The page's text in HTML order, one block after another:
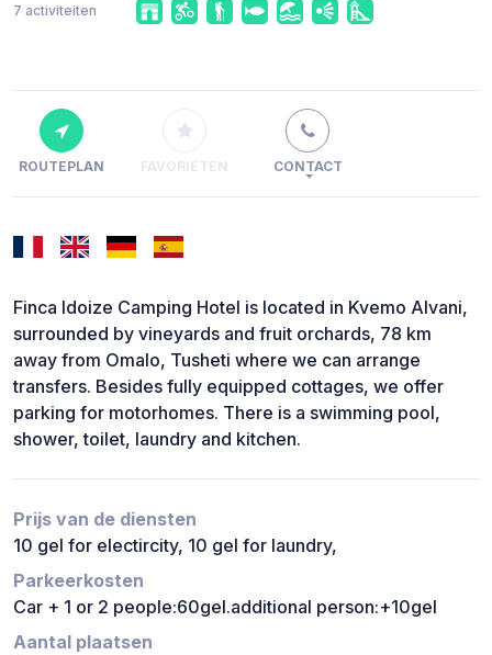
7 activiteiten
ROUTEPLAN FAVORIETEN CONTACT
Finca Idoize Camping Hotel is located in Kvemo Alvani,
surrounded by vineyards and fruit orchards, 78 km
away from Omalo, Tusheti where we can arrange
transfers. Besides fully equipped cottages, we offer
parking for motorhomes. There is a swimming pool,
shower, toilet, laundry and kitchen.
Prijs van de diensten
10 gel for electircity, 10 gel for laundry,
Parkeerkosten
Car + 1 or 2 people:60gel.additional person:+10gel
Aantal plaatsen